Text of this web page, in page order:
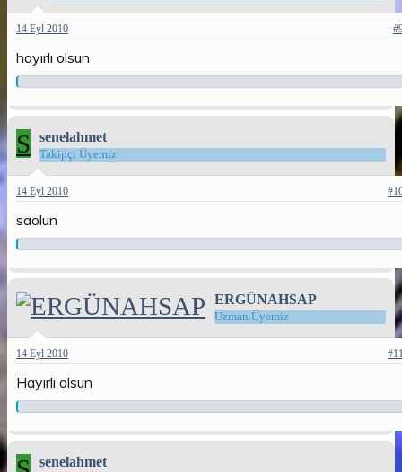
14 Eyl 2010
hayırlı olsun
S senelahmet
Takipçi Üyemiz
14 Eyl 2010
saolun
ERGÜNAHSAP
Uzman Üyemiz
14 Eyl 2010
Hayırlı olsun
senelahmet